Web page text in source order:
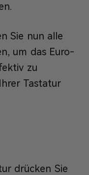
Sie nun alle
um das Euro-
zu
Tastatur
drücken Sie